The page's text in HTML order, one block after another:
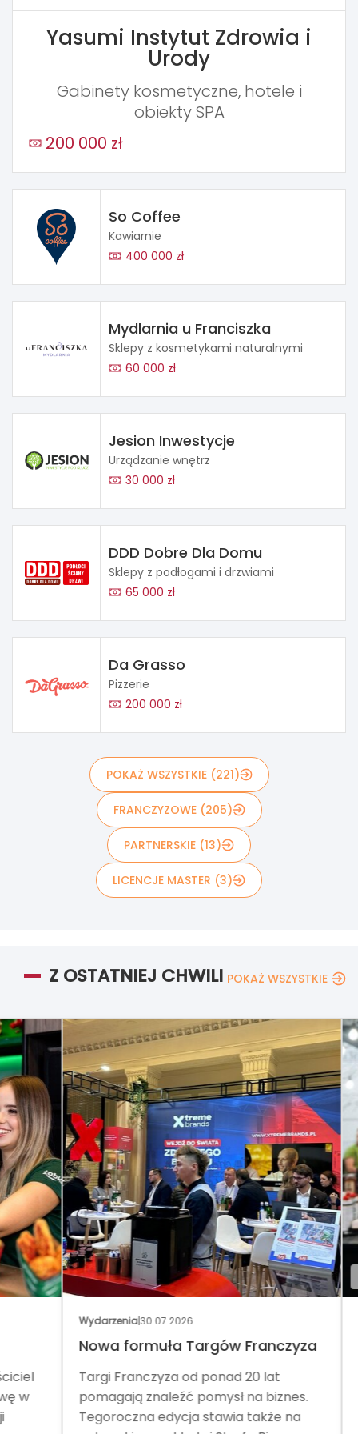
Yasumi Instytut Zdrowia i
Urody
Gabinety kosmetyczne, hotele i
obiekty SPA
200 000 zł
So Coffee
Kawiarnie
400 000 zł
Mydlarnia u Franciszka
Sklepy z kosmetykami naturalnymi
60 000 zł
Jesion Inwestycje
Urządzanie wnętrz
30 000 zł
DDD Dobre Dla Domu
Sklepy z podłogami i drzwiami
65 000 zł
Da Grasso
Pizzerie
200 000 zł
POKAŻ WSZYSTKIE (221)
FRANCZYZOWE (205)
PARTNERSKIE (13)
LICENCJE MASTER (3)
Z OSTATNIEJ CHWILI POKAŻ WSZYSTKIE
Wydarzenia|30.07.2026
Nowa formuła Targów Franczyza
Targi Franczyza od ponad 20 lat
pomagają znaleźć pomysł na biznes.
Tegoroczna edycja stawia także na